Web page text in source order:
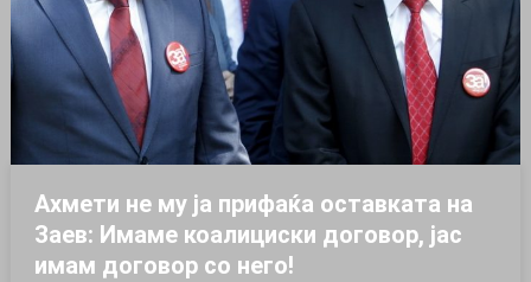
Ахмети не му ја прифаќа оставката на
Заев: Имаме коалициски договор, јас
имам договор со него!